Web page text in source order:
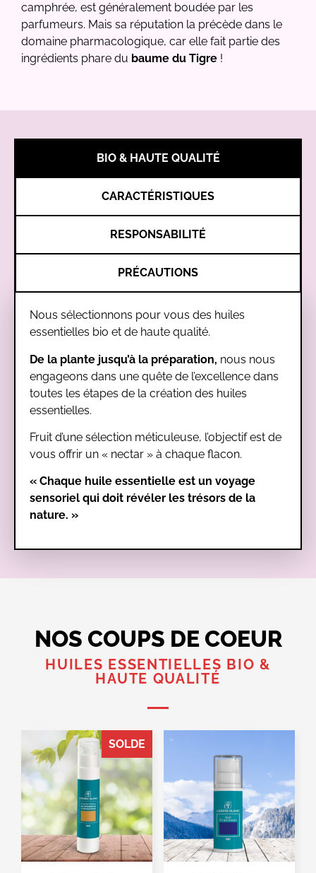
camphrée, est généralement boudée par les
parfumeurs. Mais sa réputation la précède dans le
domaine pharmacologique, car elle fait partie des
ingrédients phare du baume du Tigre !
BIO & HAUTE QUALITÉ
CARACTÉRISTIQUES
RESPONSABILITÉ
PRÉCAUTIONS
Nous sélectionnons pour vous des huiles
essentielles bio et de haute qualité.
De la plante jusqu’à la préparation, nous nous
engageons dans une quête de l’excellence dans
toutes les étapes de la création des huiles
essentielles.
Fruit d’une sélection méticuleuse, l’objectif est de
vous offrir un « nectar » à chaque flacon.
« Chaque huile essentielle est un voyage
sensoriel qui doit révéler les trésors de la
nature. »
NOS COUPS DE COEUR
HUILES ESSENTIELLES BIO &
HAUTE QUALITÉ
SOLDE